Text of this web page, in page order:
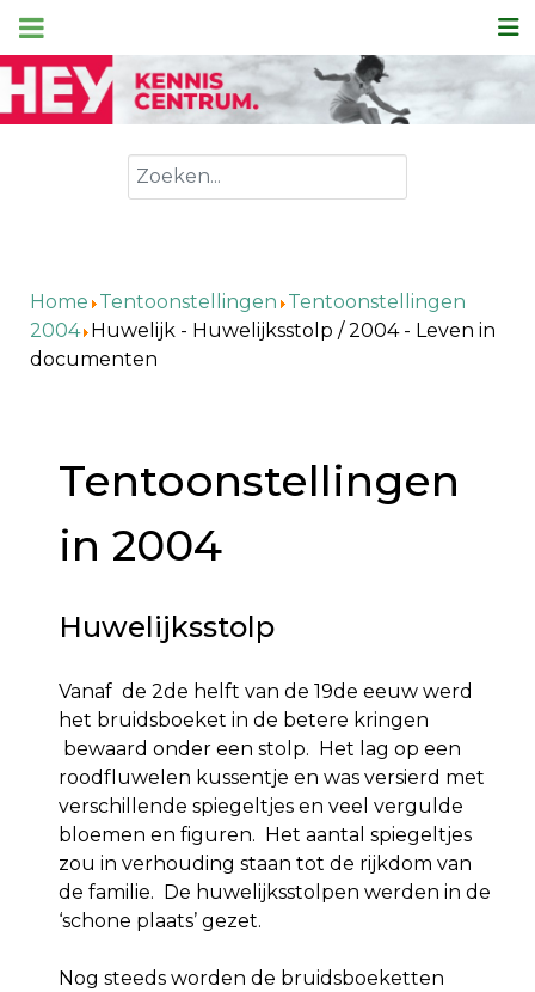
Zoeken
Home Tentoonstellingen Tentoonstellingen
2004 Huwelijk - Huwelijksstolp / 2004 - Leven in
documenten
Tentoonstellingen
in 2004
Huwelijksstolp
Vanaf de 2de helft van de 19de eeuw werd
het bruidsboeket in de betere kringen
bewaard onder een stolp. Het lag op een
roodfluwelen kussentje en was versierd met
verschillende spiegeltjes en veel vergulde
bloemen en figuren. Het aantal spiegeltjes
zou in verhouding staan tot de rijkdom van
de familie. De huwelijksstolpen werden in de
‘schone plaats’ gezet.
Nog steeds worden de bruidsboeketten